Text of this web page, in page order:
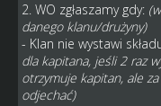
2. WO zgłaszamy gdy:
danego klanu/drużyny)
- Klan nie wystawi
dla kapitana, jeśli 2 raz
otrzymuje kapitan, ale
odjechać)